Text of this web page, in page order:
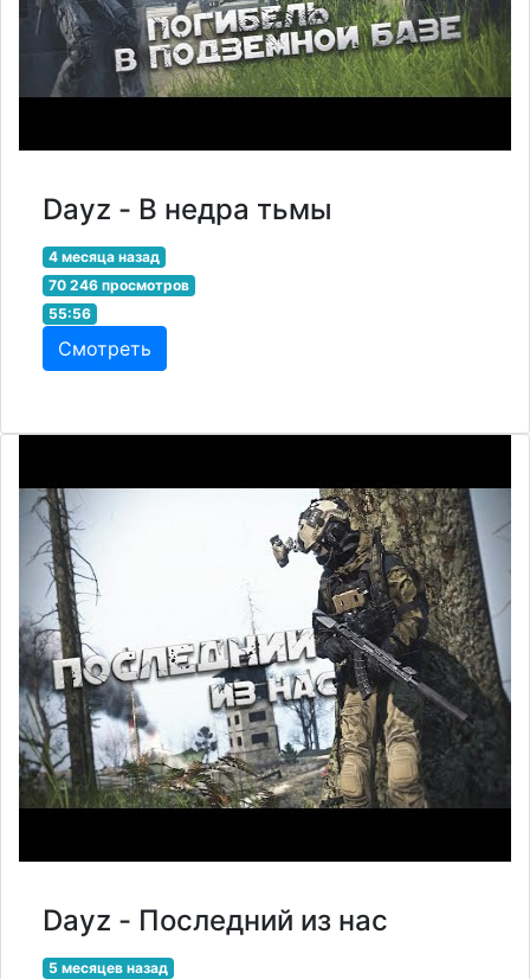
Dayz - В недра тьмы
4 месяца назад
70 246 просмотров
55:56
Смотреть
Dayz - Последний из нас
5 месяцев назад